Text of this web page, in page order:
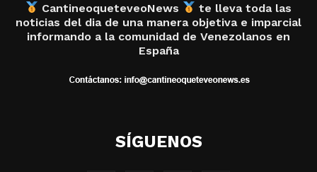
CantineoqueteveoNews
te lleva toda las
noticias del dia de una manera objetiva e imparcial
informando a la comunidad de Venezolanos en
España
SÍGUENOS